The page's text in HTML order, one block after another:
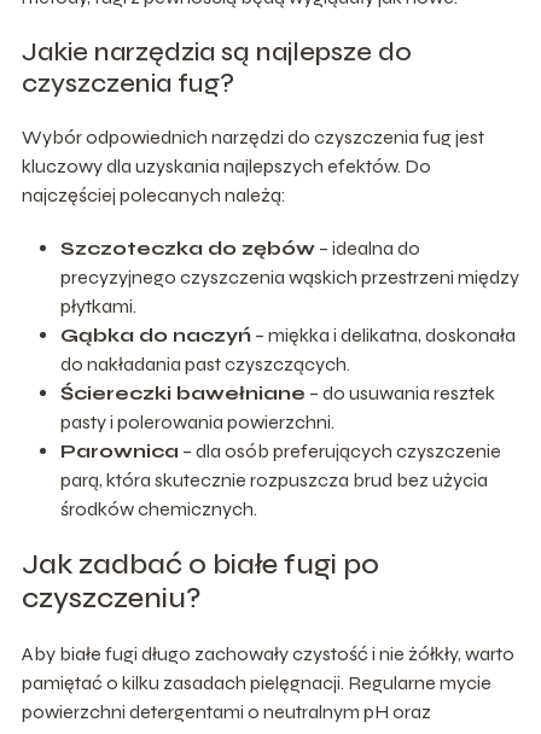
Jakie narzędzia są najlepsze do
czyszczenia fug?
Wybór odpowiednich narzędzi do czyszczenia fug jest
kluczowy dla uzyskania najlepszych efektów. Do
najczęściej polecanych należą:
Szczoteczka do zębów– idealna do
precyzyjnego czyszczenia wąskich przestrzeni między
płytkami.
Gąbka do naczyń– miękka i delikatna, doskonała
do nakładania past czyszczących.
Ściereczki bawełniane – do usuwania resztek
pasty i polerowania powierzchni.
Parownica – dla osób preferujących czyszczenie
parą, która skutecznie rozpuszcza brud bez użycia
środków chemicznych.
Jak zadbać o białe fugi po
czyszczeniu?
Aby białe fugi długo zachowały czystość i nie żółkły, warto
pamiętać o kilku zasadach pielęgnacji. Regularne mycie
powierzchni detergentami o neutralnym pH oraz